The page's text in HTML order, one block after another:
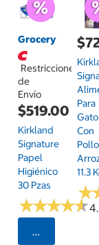
Grocery
Restricciones
de
Envío
$519.00
Kirkland
Signature
Papel
Higiénico
30 Pzas
★★★★★
★★★★★
Seleccionar
Para
Gato
Con
11.3
★
★